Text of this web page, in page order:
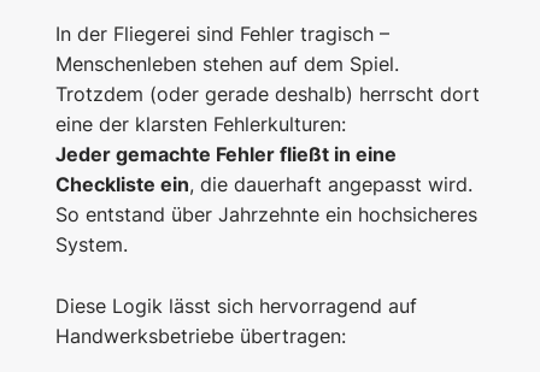
In der Fliegerei sind Fehler tragisch –
Menschenleben stehen auf dem Spiel.
Trotzdem (oder gerade deshalb) herrscht dort
eine der klarsten Fehlerkulturen:
Jeder gemachte Fehler fließt in eine
Checkliste ein, die dauerhaft angepasst wird.
So entstand über Jahrzehnte ein hochsicheres
System.
Diese Logik lässt sich hervorragend auf
Handwerksbetriebe übertragen: